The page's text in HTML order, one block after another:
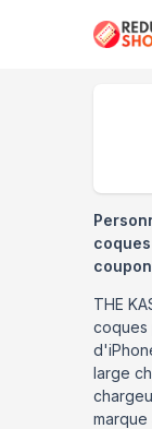
THE
coques
large
marque